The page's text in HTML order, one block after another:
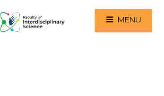
MENU